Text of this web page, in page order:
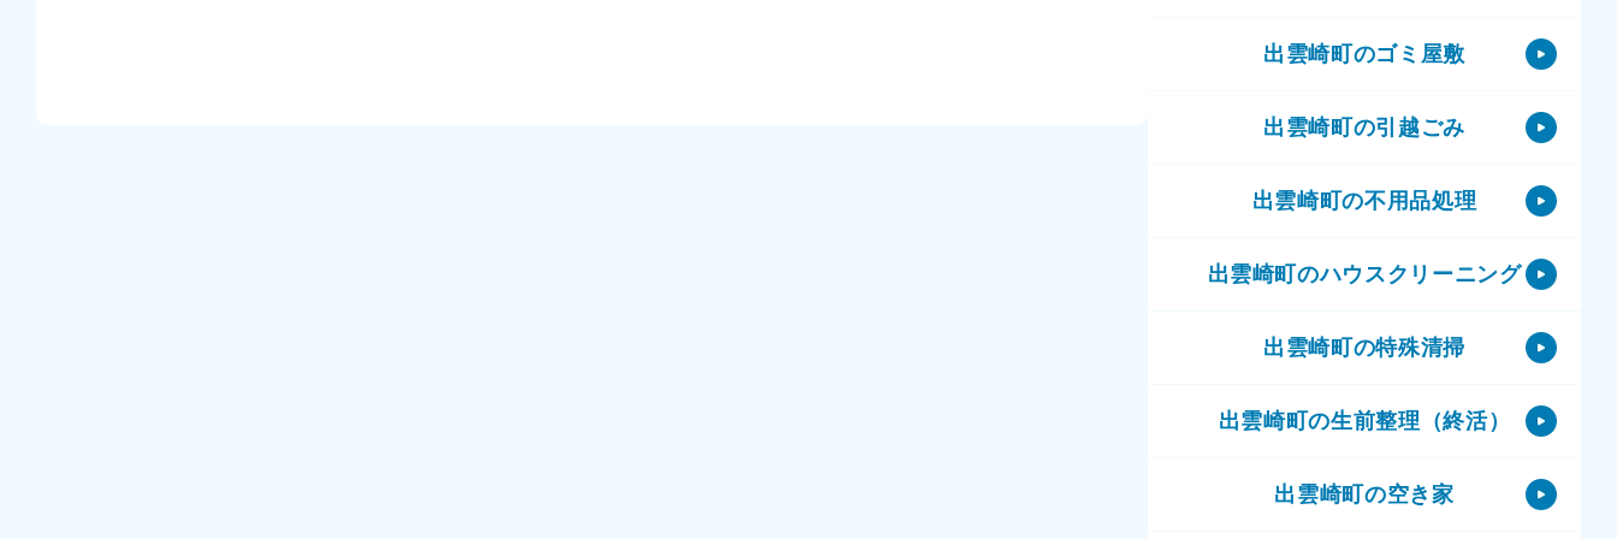
出雲崎町のゴミ屋敷
出雲崎町の引越ごみ
出雲崎町の不用品処理
出雲崎町のハウスクリーニング
出雲崎町の特殊清掃
出雲崎町の生前整理（終活）
出雲崎町の空き家